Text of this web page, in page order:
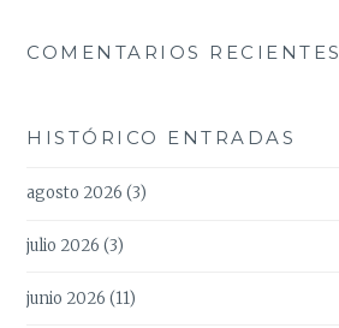
COMENTARIOS RECIENTES
HISTÓRICO ENTRADAS
agosto 2026 (3)
julio 2026 (3)
junio 2026 (11)